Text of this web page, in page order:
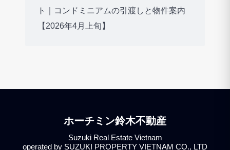
ト｜コンドミニアムの引渡しと物件案内
【2026年4月上旬】
ホーチミン鈴木不動産
Suzuki Real Estate Vietnam
operated by SUZUKI PROPERTY VIETNAM CO., LTD